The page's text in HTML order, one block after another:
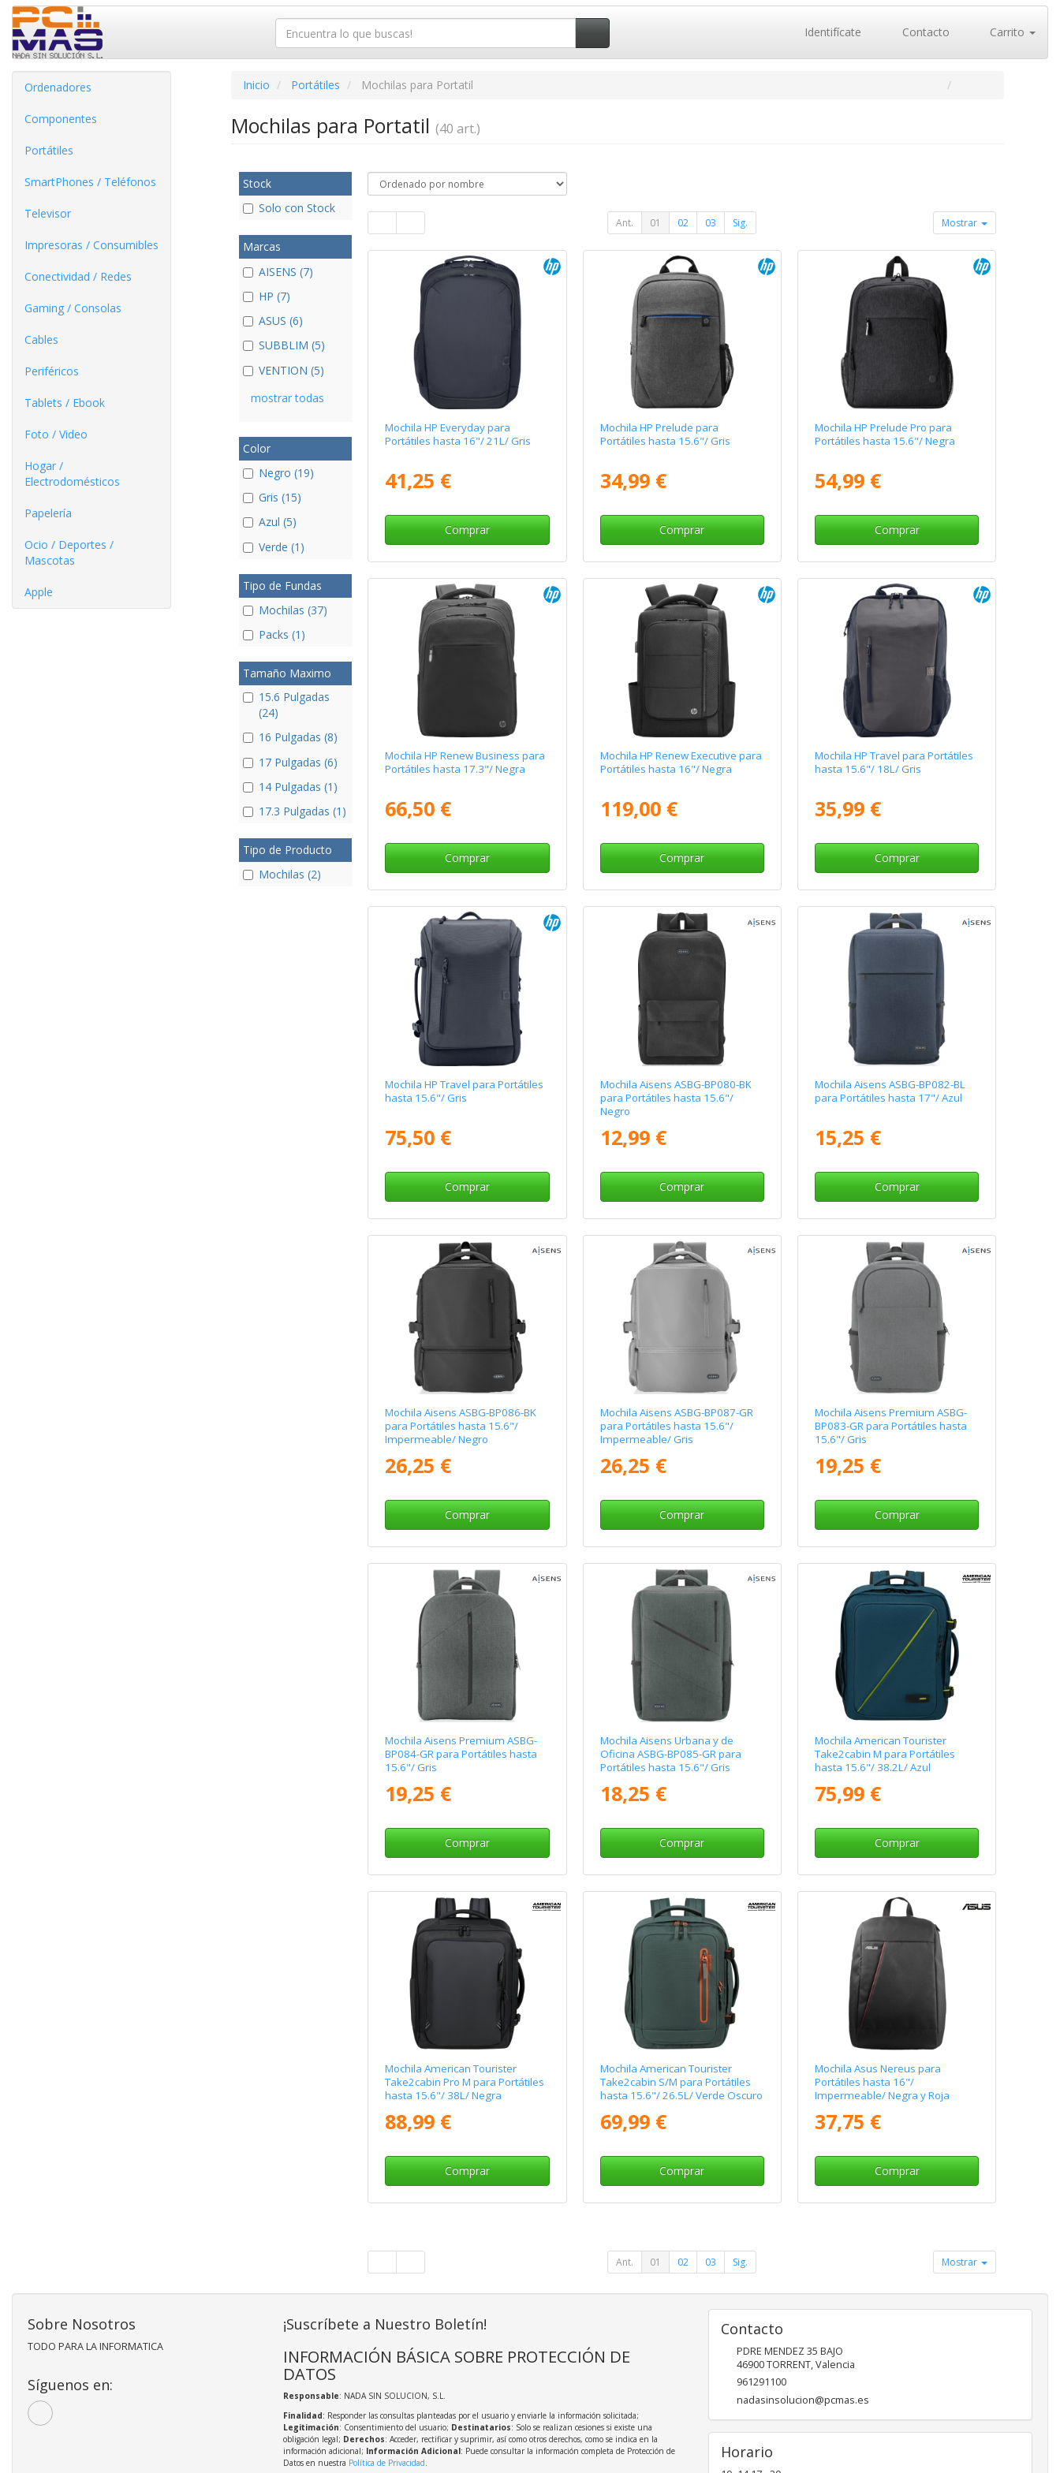
Identifícate Contacto Carrito
Ordenadores
Componentes
Portátiles
SmartPhones / Teléfonos
Televisor
Impresoras / Consumibles
Conectividad / Redes
Gaming / Consolas
Cables
Periféricos
Tablets / Ebook
Foto / Video
Hogar /
Electrodomésticos
Papelería
Ocio / Deportes /
Mascotas
Apple
Inicio Portátiles Mochilas para Portatil
Mochilas para Portatil (40 art.)
Stock
Solo con Stock
Marcas
AISENS (7)
HP (7)
ASUS (6)
SUBBLIM (5)
VENTION (5)
mostrar todas
Color
Negro (19)
Gris (15)
Azul (5)
Verde (1)
Tipo de Fundas
Mochilas (37)
Packs (1)
Tamaño Maximo
15.6 Pulgadas
(24)
16 Pulgadas (8)
17 Pulgadas (6)
14 Pulgadas (1)
17.3 Pulgadas (1)
Tipo de Producto
Mochilas (2)
Ant. 01 02 03 Sig. Mostrar
Mochila HP Everyday para
Portátiles hasta 16"/ 21L/ Gris
41,25 €
Comprar
Mochila HP Prelude para
Portátiles hasta 15.6"/ Gris
34,99 €
Comprar
Mochila HP Prelude Pro para
Portátiles hasta 15.6"/ Negra
54,99 €
Comprar
Mochila HP Renew Business para
Portátiles hasta 17.3"/ Negra
66,50 €
Comprar
Mochila HP Renew Executive para
Portátiles hasta 16"/ Negra
119,00 €
Comprar
Mochila HP Travel para Portátiles
hasta 15.6"/ 18L/ Gris
35,99 €
Comprar
Mochila HP Travel para Portátiles
hasta 15.6"/ Gris
75,50 €
Comprar
Mochila Aisens ASBG-BP080-BK
para Portátiles hasta 15.6"/
Negro
12,99 €
Comprar
Mochila Aisens ASBG-BP082-BL
para Portátiles hasta 17"/ Azul
15,25 €
Comprar
Mochila Aisens ASBG-BP086-BK
para Portátiles hasta 15.6"/
Impermeable/ Negro
26,25 €
Comprar
Mochila Aisens ASBG-BP087-GR
para Portátiles hasta 15.6"/
Impermeable/ Gris
26,25 €
Comprar
Mochila Aisens Premium ASBG-
BP083-GR para Portátiles hasta
15.6"/ Gris
19,25 €
Comprar
Mochila Aisens Premium ASBG-
BP084-GR para Portátiles hasta
15.6"/ Gris
19,25 €
Comprar
Mochila Aisens Urbana y de
Oficina ASBG-BP085-GR para
Portátiles hasta 15.6"/ Gris
18,25 €
Comprar
Mochila American Tourister
Take2cabin M para Portátiles
hasta 15.6"/ 38.2L/ Azul
75,99 €
Comprar
Mochila American Tourister
Take2cabin Pro M para Portátiles
hasta 15.6"/ 38L/ Negra
88,99 €
Comprar
Mochila American Tourister
Take2cabin S/M para Portátiles
hasta 15.6"/ 26.5L/ Verde Oscuro
69,99 €
Comprar
Mochila Asus Nereus para
Portátiles hasta 16"/
Impermeable/ Negra y Roja
37,75 €
Comprar
Ant. 01 02 03 Sig. Mostrar
Sobre Nosotros
TODO PARA LA INFORMATICA
Síguenos en:
¡Suscríbete a Nuestro Boletín!
INFORMACIÓN BÁSICA SOBRE PROTECCIÓN DE
DATOS
Responsable: NADA SIN SOLUCION, S.L.
Finalidad: Responder las consultas planteadas por el usuario y enviarle la información solicitada;
Legitimación: Consentimiento del usuario; Destinatarios: Solo se realizan cesiones si existe una
obligación legal; Derechos: Acceder, rectificar y suprimir, así como otros derechos, como se indica en la
información adicional; Información Adicional: Puede consultar la información completa de Protección de
Datos en nuestra Política de Privacidad.
Contacto
PDRE MENDEZ 35 BAJO
46900TORRENT,Valencia
961291100
nadasinsolucion@pcmas.es
Horario